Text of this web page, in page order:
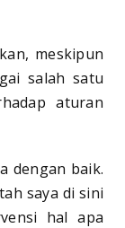
meskipun
salah satu
aturan
dengan baik.
saya di sini
hal apa